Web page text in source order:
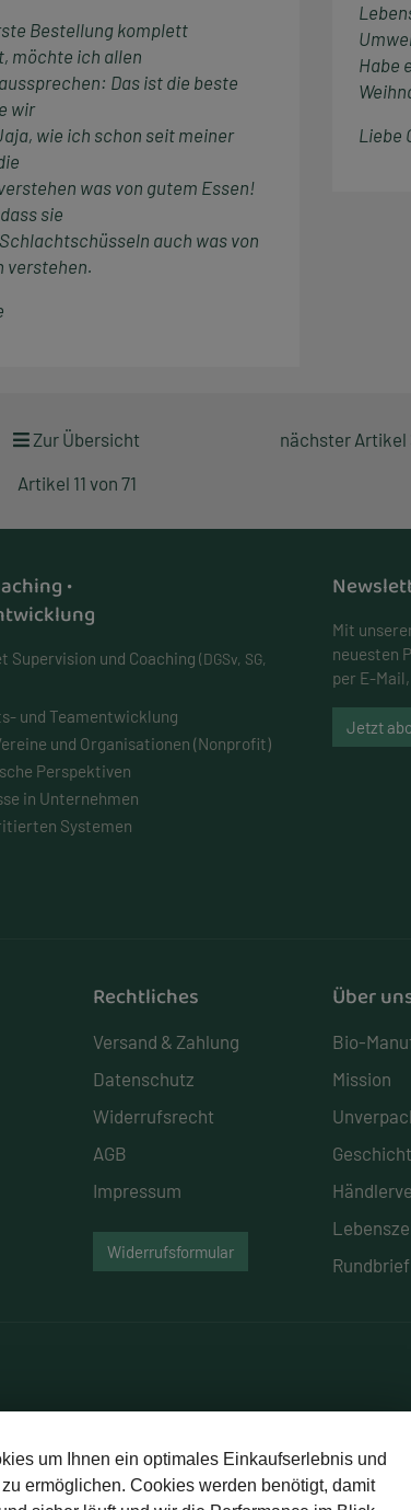
Bestellung komplett
möchte ich allen
Das ist die beste
wir
wie ich schon seit meiner
was von gutem Essen!
sie
auch was von
verstehen.
Habe
Liebe
Zur Übersicht
nächster Artikel
Artikel 11 von 71
•
Supervision und Coaching (DGSv, SG,
und Teamentwicklung
und Organisationen (Nonprofit)
Perspektiven
in Unternehmen
Systemen
Mit
neuesten
per E-
Jetzt
Rechtliches
Versand & Zahlung
Datenschutz
Widerrufsrecht
AGB
Impressum
Widerrufsformular
Über
Bio-
Mission
Rundbrief
um Ihnen ein optimales Einkaufserlebnis und
ermöglichen. Cookies werden benötigt, damit